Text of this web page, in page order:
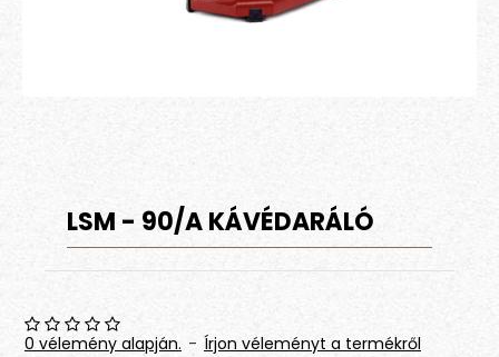
LSM - 90/A KÁVÉDARÁLÓ
0 vélemény alapján. - Írjon véleményt a termékről